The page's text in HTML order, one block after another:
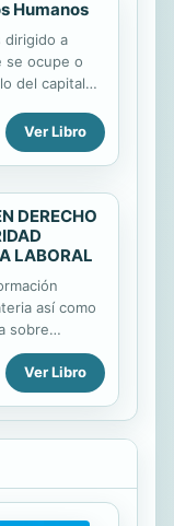
Ámbito
esto no
en un
de
Este estudio,
las oficinas
en el...
Humanos
dirigido a
se ocupe o
del capital
en
profesionales
en
Ver Libro
DERECHO
LABORAL
así como
sobre
Ver Libro